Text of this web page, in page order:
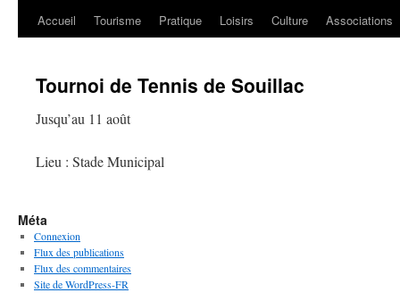
Accueil Tourisme Pratique Loisirs Culture Associations
Tournoi de Tennis de Souillac
Jusqu’au 11 août
Lieu : Stade Municipal
Méta
Connexion
Flux des publications
Flux des commentaires
Site de WordPress-FR